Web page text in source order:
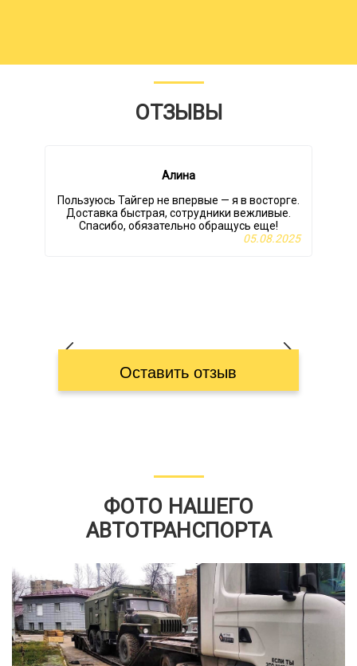
ОТЗЫВЫ
Алина
Пользуюсь Тайгер не впервые — я в восторге.
Доставка быстрая, сотрудники вежливые.
Спасибо, обязательно обращусь еще!
05.08.2025
Оставить отзыв
ФОТО НАШЕГО
АВТОТРАНСПОРТА